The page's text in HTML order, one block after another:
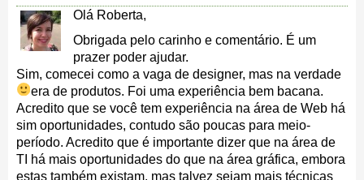
Olá Roberta,
Obrigada pelo carinho e comentário. É um
prazer poder ajudar.
Sim, comecei como a vaga de designer, mas na verdade
era de produtos. Foi uma experiência bem bacana.
Acredito que se você tem experiência na área de Web há
sim oportunidades, contudo são poucas para meio-
período. Acredito que é importante dizer que na área de
TI há mais oportunidades do que na área gráfica, embora
estas também existam, mas talvez sejam mais técnicas